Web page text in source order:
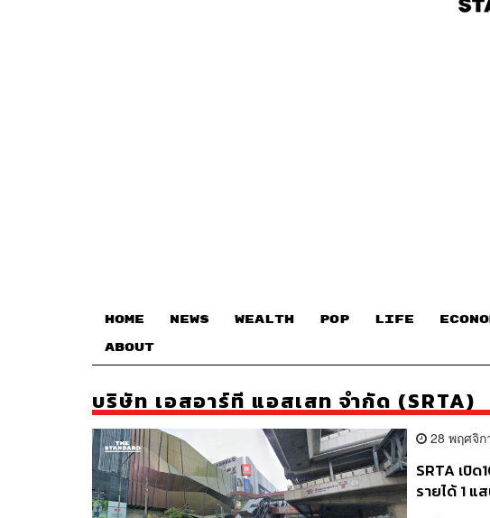
HOME NEWS WEALTH POP LIFE
ABOUT
บริษัท เอสอาร์ที แอสเสท จำกัด (SRTA)
28 พฤศจิ
SRTA เปิ
รายได้ 1 แ